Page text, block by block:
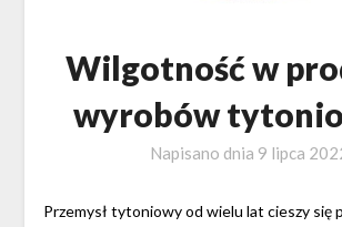
Wilgotność w
wyrobów
Napisano dnia 9 lipca
Przemysł tytoniowy od wielu lat cieszy się